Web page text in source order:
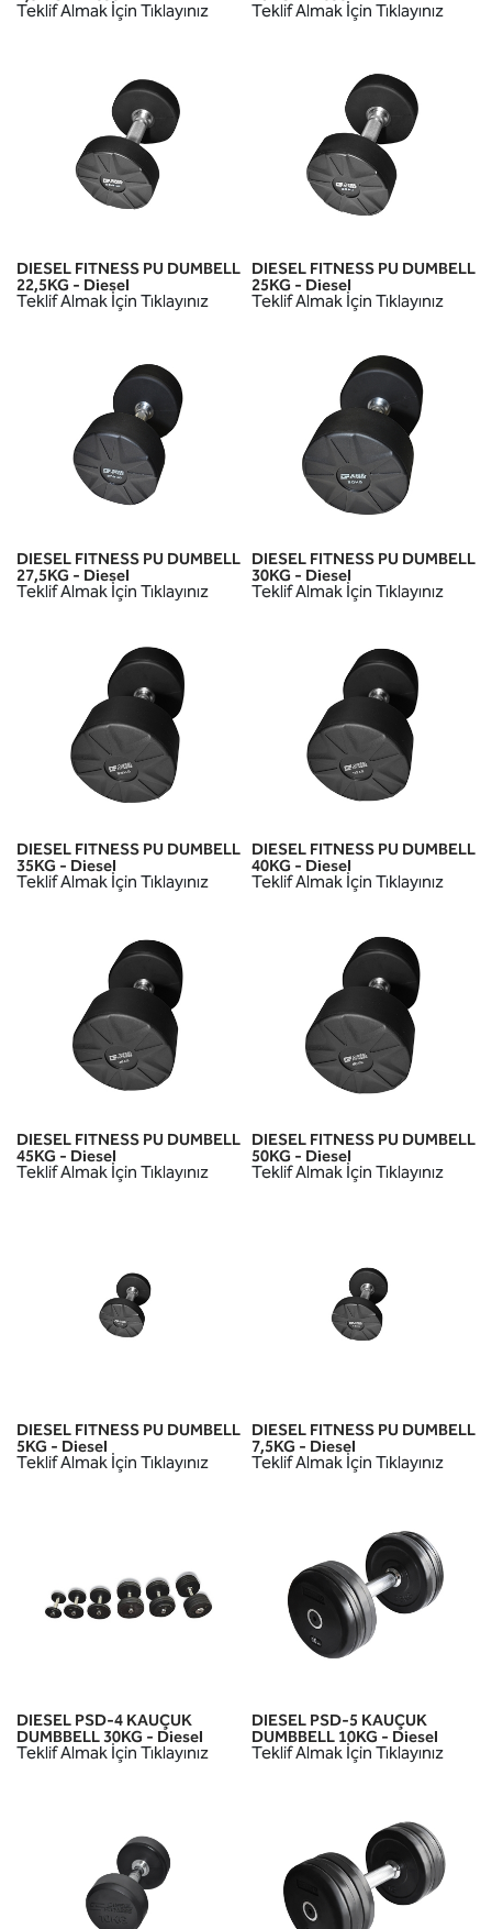
Teklif Almak İçin Tıklayınız Teklif Almak İçin Tıklayınız
DIESEL FITNESS PU DUMBELL
22,5KG - Diesel
Teklif Almak İçin Tıklayınız
DIESEL FITNESS PU DUMBELL
25KG - Diesel
Teklif Almak İçin Tıklayınız
DIESEL FITNESS PU DUMBELL
27,5KG - Diesel
Teklif Almak İçin Tıklayınız
DIESEL FITNESS PU DUMBELL
30KG - Diesel
Teklif Almak İçin Tıklayınız
DIESEL FITNESS PU DUMBELL
35KG - Diesel
Teklif Almak İçin Tıklayınız
DIESEL FITNESS PU DUMBELL
40KG - Diesel
Teklif Almak İçin Tıklayınız
DIESEL FITNESS PU DUMBELL
45KG - Diesel
Teklif Almak İçin Tıklayınız
DIESEL FITNESS PU DUMBELL
50KG - Diesel
Teklif Almak İçin Tıklayınız
DIESEL FITNESS PU DUMBELL
5KG - Diesel
Teklif Almak İçin Tıklayınız
DIESEL FITNESS PU DUMBELL
7,5KG - Diesel
Teklif Almak İçin Tıklayınız
DIESEL PSD-4 KAUÇUK
DUMBBELL 30KG - Diesel
Teklif Almak İçin Tıklayınız
DIESEL PSD-5 KAUÇUK
DUMBBELL 10KG - Diesel
Teklif Almak İçin Tıklayınız